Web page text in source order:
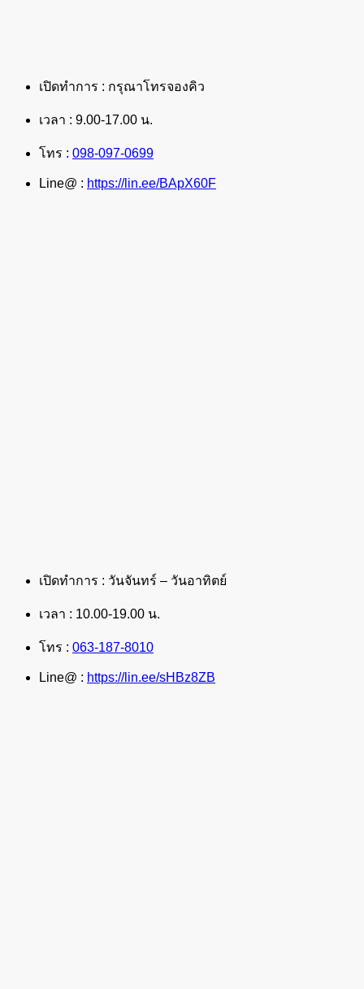
เปิดทำการ : กรุณาโทรจองคิว
เวลา : 9.00-17.00 น.
โทร : 098-097-0699
Line@ : https://lin.ee/BApX60F
เปิดทำการ : วันจันทร์ – วันอาทิตย์
เวลา : 10.00-19.00 น.
โทร : 063-187-8010
Line@ : https://lin.ee/sHBz8ZB